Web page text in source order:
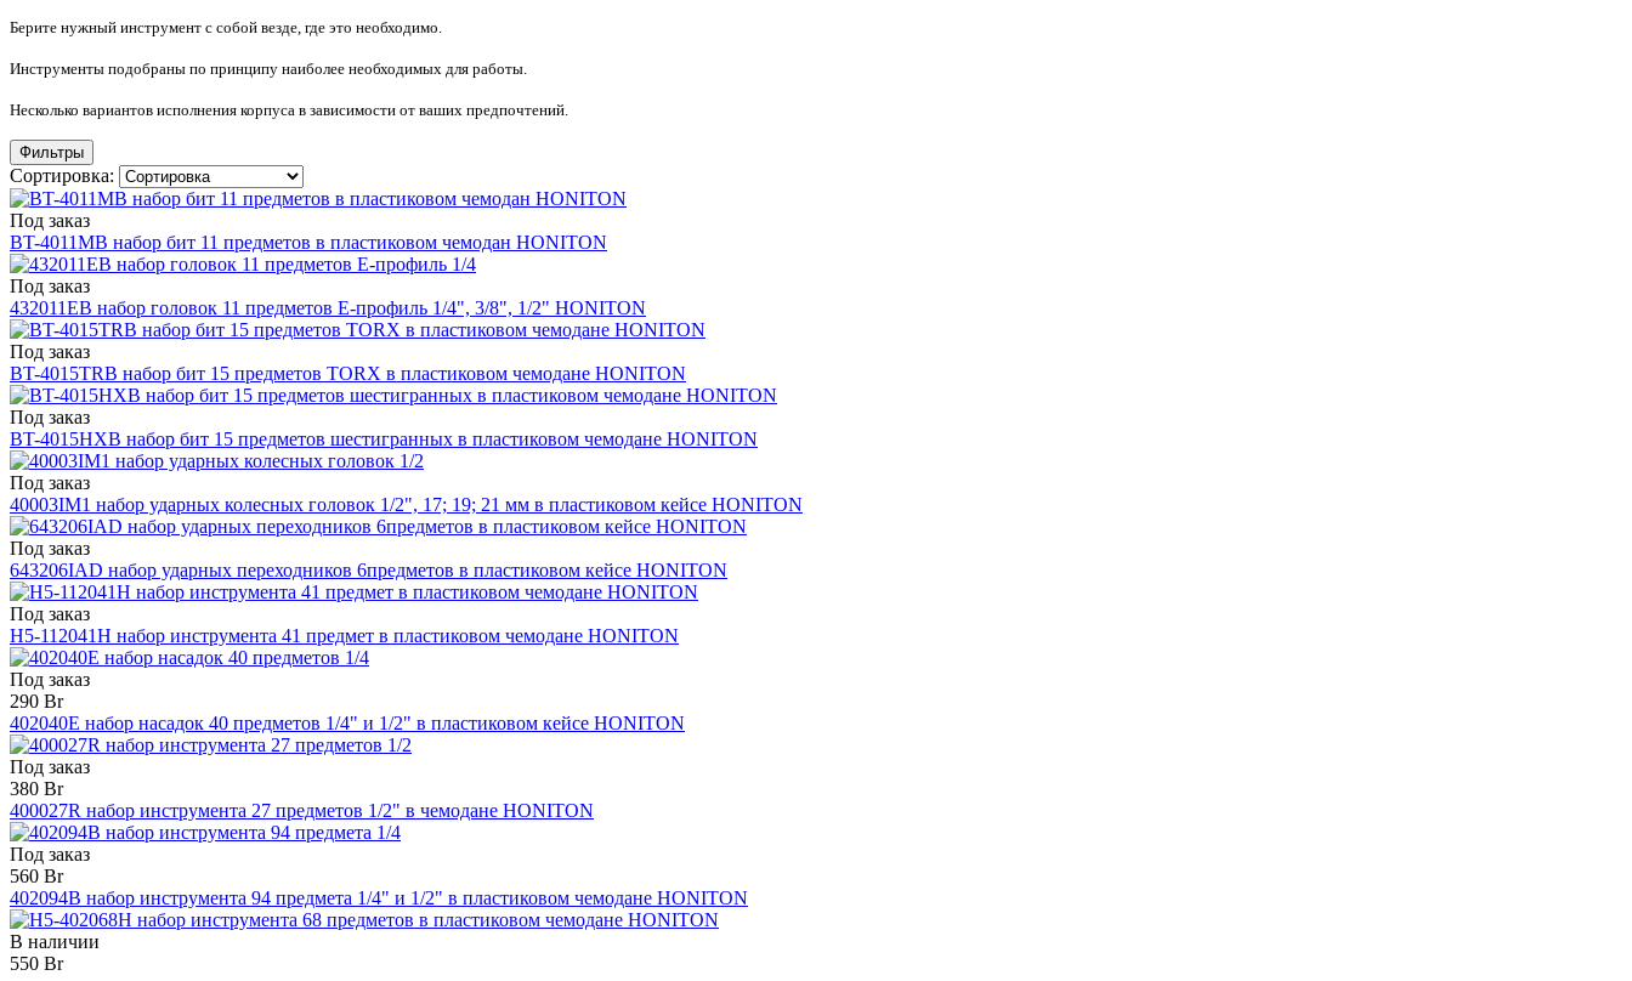
Берите нужный инструмент с собой везде, где это необходимо.
Инструменты подобраны по принципу наиболее необходимых для работы.
Несколько вариантов исполнения корпуса в зависимости от ваших предпочтений.
Фильтры
Сортировка:
Под заказ
BT-4011MB набор бит 11 предметов в пластиковом чемодан HONITON
Под заказ
432011EB набор головок 11 предметов Е-профиль 1/4", 3/8", 1/2" HONITON
Под заказ
BT-4015TRB набор бит 15 предметов TORX в пластиковом чемодане HONITON
Под заказ
BT-4015HXB набор бит 15 предметов шестигранных в пластиковом чемодане HONITON
Под заказ
40003IM1 набор ударных колесных головок 1/2", 17; 19; 21 мм в пластиковом кейсе HONITON
Под заказ
643206IAD набор ударных переходников 6предметов в пластиковом кейсе HONITON
Под заказ
H5-112041H набор инструмента 41 предмет в пластиковом чемодане HONITON
Под заказ
290 Br
402040E набор насадок 40 предметов 1/4" и 1/2" в пластиковом кейсе HONITON
Под заказ
380 Br
400027R набор инструмента 27 предметов 1/2" в чемодане HONITON
Под заказ
560 Br
402094B набор инструмента 94 предмета 1/4" и 1/2" в пластиковом чемодане HONITON
В наличии
550 Br